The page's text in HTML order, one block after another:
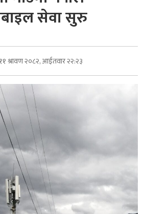
सेवा सुरु
११ श्रावण २०८२, आईतवार २२:२३